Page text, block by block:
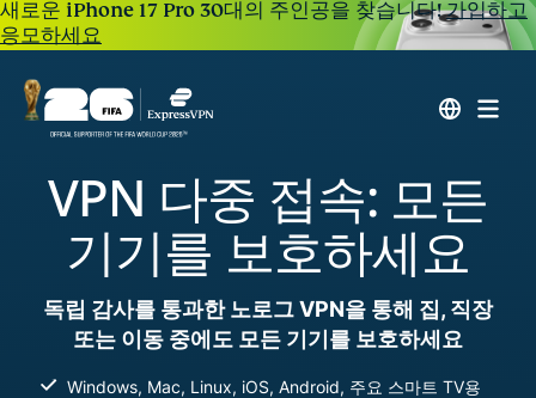
새로운 iPhone 17 Pro 30대의 주인공을 찾습니다!가입하고
응모하세요
VPN 다중 접속: 모든
기기를 보호하세요
독립 감사를 통과한 노로그 VPN을 통해 집, 직장
또는 이동 중에도 모든 기기를 보호하세요
Windows, Mac, Linux, iOS, Android, 주요 스마트 TV용